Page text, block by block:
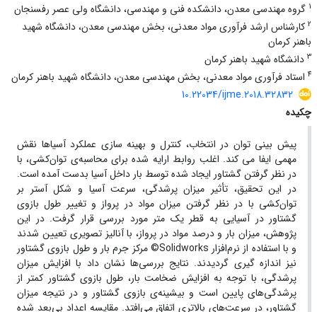
1 گروه مهندسی معدن، دانشکده فنی و مهندسی، دانشگاه ولی عصر رفسنجان
2 کارشناس ارشد فرآوری مواد معدنی، بخش مهندسی معدن، دانشگاه شهید
باهنر کرمان
3 دانشگاه شهید باهنر کرمان
4 استاد فرآوری مواد معدنی، بخش مهندسی معدن، دانشگاه شهید باهنر کرمان
10.22034/ijme.2018.32832
چکیده
پیش بینی توان در انتخاب، کنترل و بهینه سازی عملکرد آسیاها نقش
مهمی ایفا می کند. اغلب روابط ارایه شده برای محاسبه‌ی توان‌کشی، با
در نظر گرفتن گشتاور ایجاد شده توسط بار داخل آسیا بدست آمده است.
در این تحقیق، تأثیر میزان پرشدگی، سرعت آسیا و شکل آستر بر
توان‌کشی با در نظر گرفتن میزان مواد در پرواز و تغییر طول بازوی
گشتاور در آسیایی به قطر یک متر مورد بررسی قرار گرفت. در این
پژوهش، میزان بار و درصد مواد در پرواز، با آنالیز تصویری تعیین شدند
و با استفاده از نرم‌افزار Solidworks© مرکز جرم بار و طول بازوی گشتاور
نیز اندازه گیری گردیدند. نتایج بررسی‌ها نشان داد با افزایش میزان
پرشدگی، با توجه به افزایش ضخامت بار، طول بازوی گشتاور کمتر از
پرشدگی‌های پایین است و بیشینه‌ی بازوی گشتاور و در نتیجه میزان
گشتاور، در سرعت‌های بالاتری اتفاق می‌افتد. مقایسه اعداد بی‌بعد شده